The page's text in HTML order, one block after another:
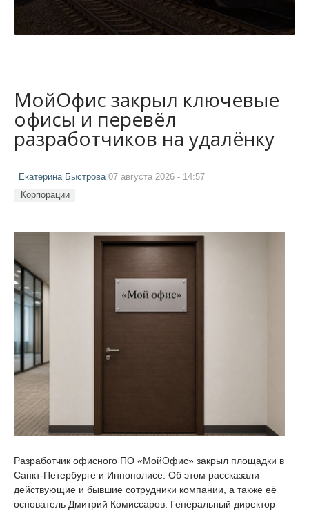
МойОфис закрыл ключевые
офисы и перевёл
разработчиков на удалёнку
Екатерина Быстрова07 августа 2026 - 14:57
Корпорации
Разработчик офисного ПО «МойОфис» закрыл площадки в
Санкт-Петербурге и Иннополисе. Об этом рассказали
действующие и бывшие сотрудники компании, а также её
основатель Дмитрий Комиссаров. Генеральный директор